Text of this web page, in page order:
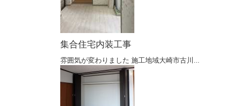
集合住宅内装工事
雰囲気が変わりました 施工地域大崎市古川...